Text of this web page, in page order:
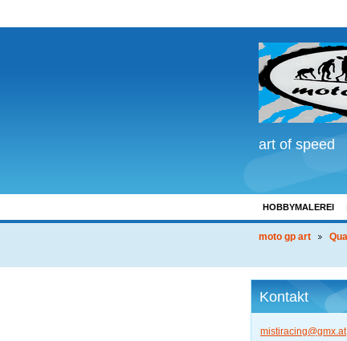
art of speed
HOBBYMALEREI
moto gp art
Kontakt
mistiracing@gmx.at